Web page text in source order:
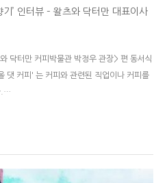
기’ 인터뷰 – 왈츠와 닥터만 대표이사
닥터만 커피박물관 박정우 관장> 편 동서식
댓 커피' 는 커피와 관련된 직업이나 커피를
.…